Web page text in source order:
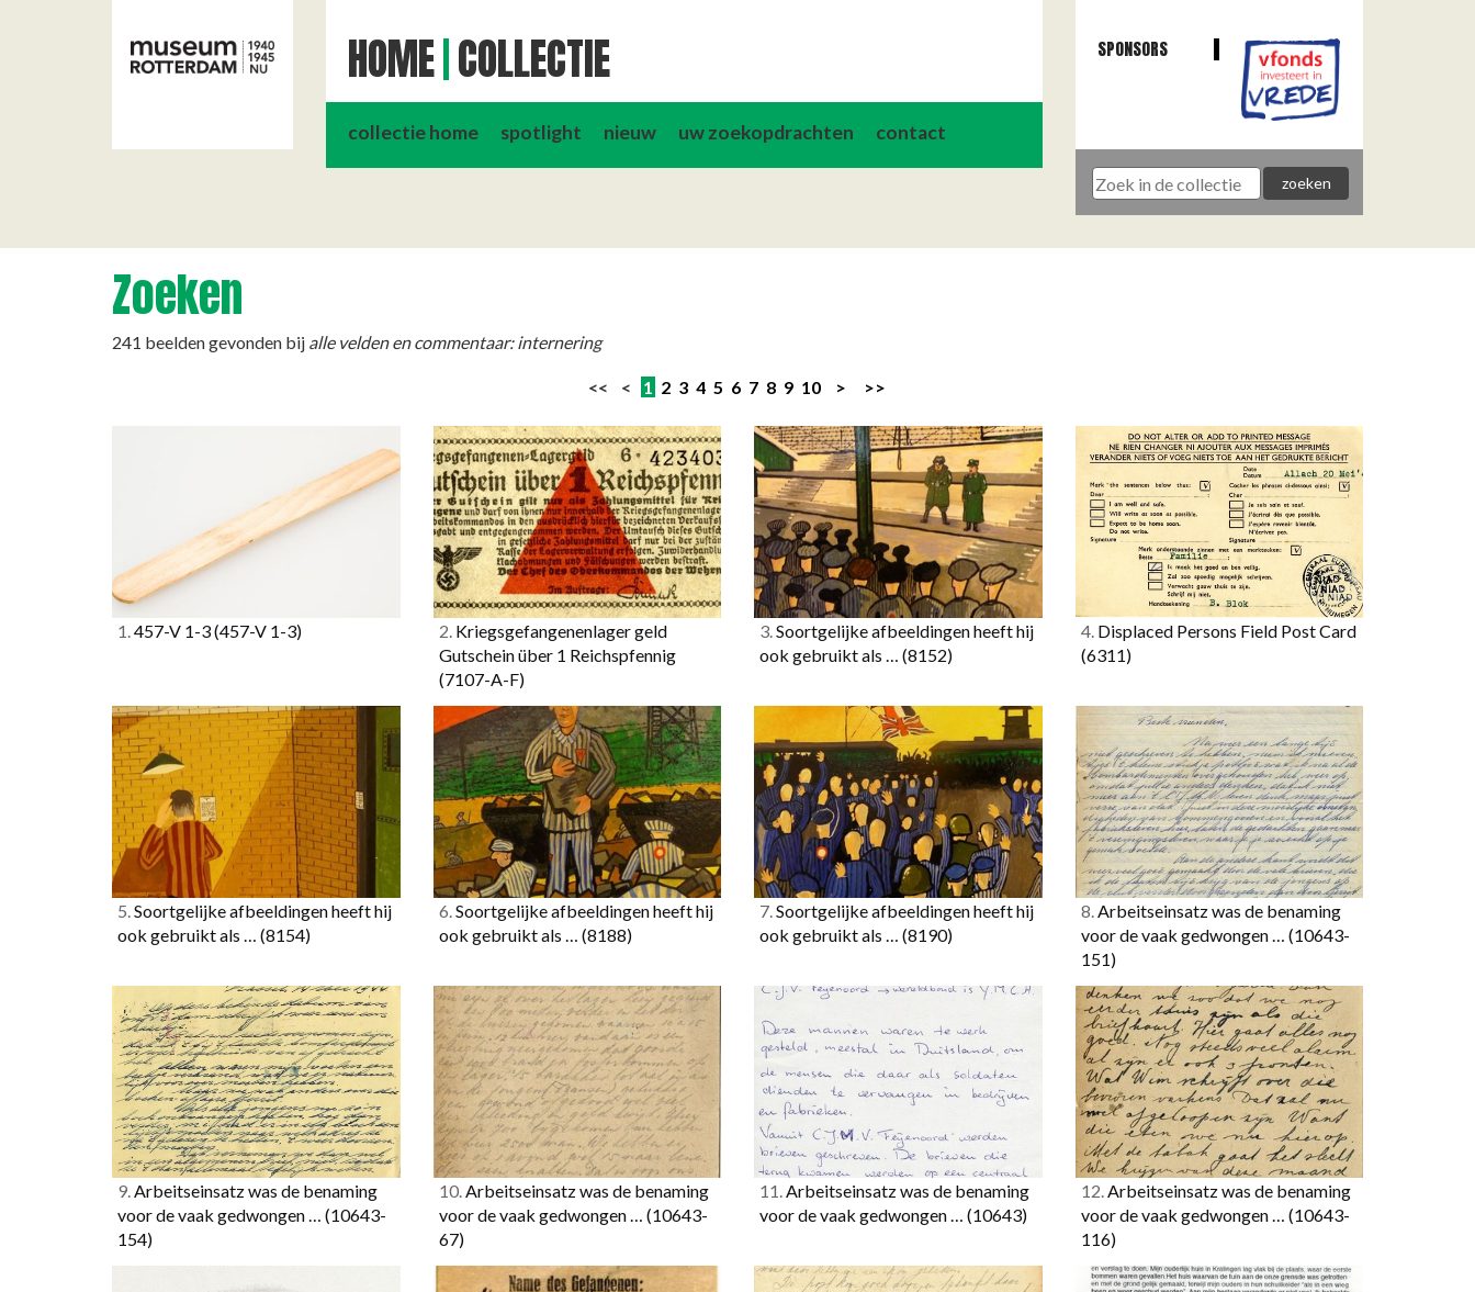
HOME COLLECTIE
collectie home spotlight nieuw uw zoekopdrachten contact
SPONSORS
Zoeken
241 beelden gevonden bij alle velden en commentaar: internering
<< < 1 2 3 4 5 6 7 8 9 10 > >>
1.457-V 1-3(457-V 1-3) 2.Kriegsgefangenenlager geld
Gutschein über 1 Reichspfennig
(7107-A-F)
3.Soortgelijke afbeeldingen heeft hij
ook gebruikt als … (8152)
4.Displaced Persons Field Post Card
(6311)
5.Soortgelijke afbeeldingen heeft hij
ook gebruikt als … (8154)
6.Soortgelijke afbeeldingen heeft hij
ook gebruikt als … (8188)
7.Soortgelijke afbeeldingen heeft hij
ook gebruikt als … (8190)
8.Arbeitseinsatz was de benaming
voor de vaak gedwongen … (10643-
151)
9.Arbeitseinsatz was de benaming
voor de vaak gedwongen … (10643-
154)
10.Arbeitseinsatz was de benaming
voor de vaak gedwongen … (10643-
67)
11.Arbeitseinsatz was de benaming
voor de vaak gedwongen … (10643)
12.Arbeitseinsatz was de benaming
voor de vaak gedwongen … (10643-
116)